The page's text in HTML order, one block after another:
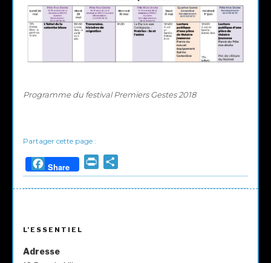
Programme du festival Premiers Gestes 2018
Partager cette page :
Share
r
i
a
r
L’ESSENTIEL
Adresse